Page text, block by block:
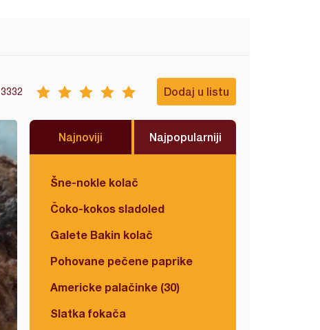
3332 Dodaj u listu
Najnoviji Najpopularniji
Šne-nokle kolač
Čoko-kokos sladoled
Galete Bakin kolač
Pohovane pečene paprike
Americke palačinke (30)
Slatka fokača